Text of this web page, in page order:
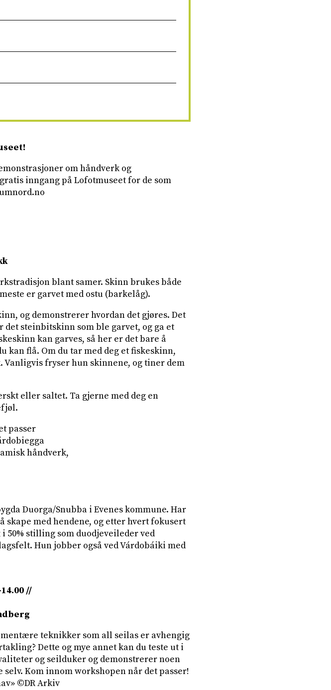
om håndverk og
inngang på Lofotmuseet for de som
blant samer. Skinn brukes både
er garvet med ostu (barkelåg).
og demonstrerer hvordan det gjøres. Det
steinbitskinn som ble garvet, og ga et
kan garves, så her er det bare å
kan flå. Om du tar med deg et fiskeskinn,
Vanligvis fryser hun skinnene, og tiner dem
eller saltet. Ta gjerne med deg en
passer
håndverk,
Duorga/Snubba i Evenes kommune. Har
med hendene, og etter hvert fokusert
50% stilling som duodjeveileder ved
Hun jobber også ved Várdobáiki med
//
teknikker som all seilas er avhengig
Dette og mye annet kan du teste ut i
og seilduker og demonstrerer noen
Kom innom workshopen når det passer!
©DR Arkiv